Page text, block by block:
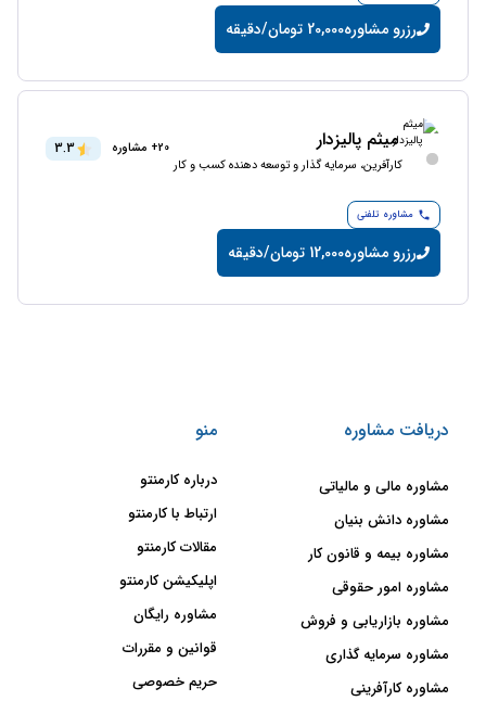
رزرو مشاوره20,000 تومان/دقیقه
میثم پالیزدار
کارآفرین، سرمایه گذار و توسعه دهنده کسب و کار
20+ مشاوره 3.3
مشاوره تلفنی
رزرو مشاوره12,000 تومان/دقیقه
دریافت مشاوره
مشاوره مالی و مالیاتی
مشاوره دانش بنیان
مشاوره بیمه و قانون کار
مشاوره امور حقوقی
مشاوره بازاریابی و فروش
مشاوره سرمایه گذاری
مشاوره کارآفرینی
منو
درباره کارمنتو
ارتباط با کارمنتو
مقالات کارمنتو
اپلیکیشن کارمنتو
مشاوره رایگان
قوانین و مقررات
حریم خصوصی